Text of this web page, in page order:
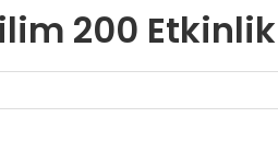
200 Etkinlik